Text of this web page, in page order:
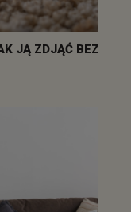
JĄ ZDJĄĆ BEZ